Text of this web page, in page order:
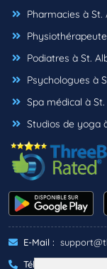
Pharmacies à St.
Podiatres à St.
Psychologues à
Spa médical à
Studios de yoga
E-Mail :
Téléphone :